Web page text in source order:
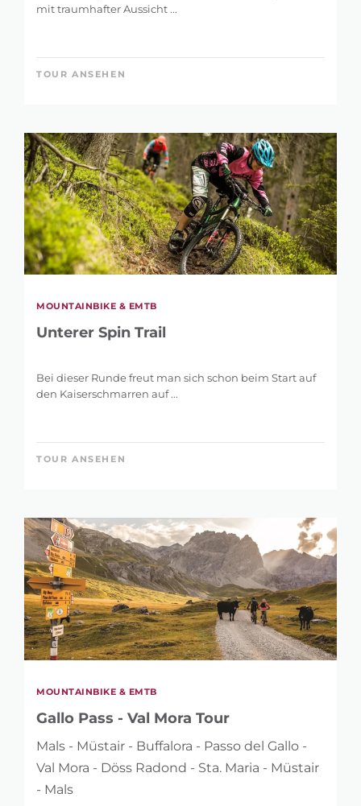
mit traumhafter Aussicht ...
TOUR ANSEHEN
MOUNTAINBIKE & EMTB
Unterer Spin Trail
Bei dieser Runde freut man sich schon beim Start auf
den Kaiserschmarren auf ...
TOUR ANSEHEN
MOUNTAINBIKE & EMTB
Gallo Pass - Val Mora Tour
Mals - Müstair - Buffalora - Passo del Gallo -
Val Mora - Döss Radond - Sta. Maria - Müstair
- Mals